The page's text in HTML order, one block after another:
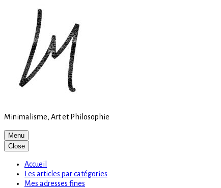
Minimalisme, Art et Philosophie
Menu
Close
Accueil
Les articles par catégories
Mes adresses fines